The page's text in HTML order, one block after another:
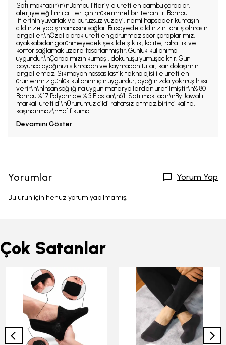
Satılmaktadır\n\nBambu lifleriyle üretilen bambu çoraplar,
alerjiye eğilimli ciltler için mükemmel bir tercihtir. Bambu
liflerinin yuvarlak ve pürüzsüz yüzeyi, nemi hapseder kumaşın
cildinize yapışmamasını sağlar. Bu sayede cildinizin tahriş olmasını
engeller.\nÖzel olarak üretilen görünmez spor çoraplarımız,
ayakkabıdan görünmeyecek şekilde şıklık, kalite, rahatlık ve
konfor sağlamak üzere tasarlanmıştır. Günlük kullanıma
uygundur.\nÇorabımızın kumaşı, dokunuşu yumuşacıktır. Gün
boyunca ayağınızı sıkmadan ve kaymadan tutar, kan dolaşımını
engellemez. Sıkmayan hassas lastik teknolojisi ile üretilen
ürünlerimiz günlük kullanım için uygundur, ayağınızda yokmuş hissi
verir\n\nİnsan sağlığına uygun materyallerden üretilmiştir\n% 80
Bambu % 17 Polyamide % 3 Elastan\n6’lı Satılmaktadır\nBy Jawalli
markalı üretildi\nÜrünümüz cildi rahatsız etmez,birinci kalite,
kaşındırmaz\nHafif kuma
Devamını Göster
Yorumlar Yorum Yap
Bu ürün için henüz yorum yapılmamış.
Çok Satanlar